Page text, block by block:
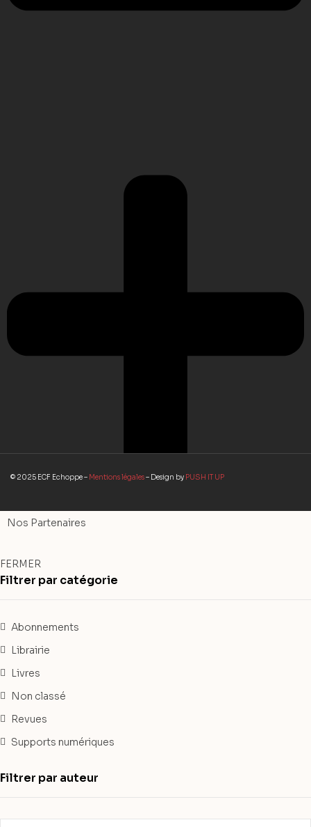
Nos Partenaires
© 2025 ECF Echoppe – Mentions légales– Design by PUSH IT UP
FERMER
Filtrer par catégorie
Abonnements
Librairie
Livres
Non classé
Revues
Supports numériques
Filtrer par auteur